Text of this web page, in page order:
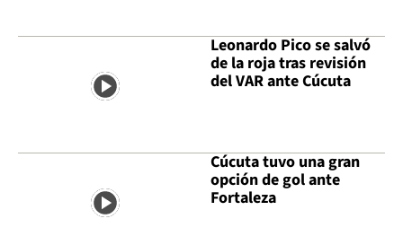
Leonardo Pico se salvó
de la roja tras revisión
del VAR ante Cúcuta
Cúcuta tuvo una gran
opción de gol ante
Fortaleza